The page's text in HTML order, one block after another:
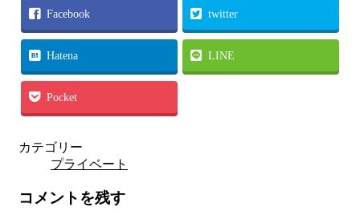
Facebook twitter
Hatena LINE
Pocket
カテゴリー
プライベート
コメントを残す